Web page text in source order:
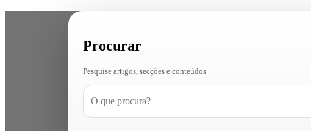
Procurar
Pesquise artigos, secções e conteúdos